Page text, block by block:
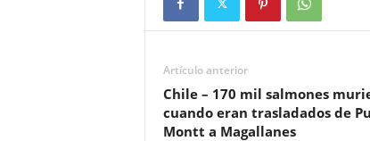
Artículo anterior
Chile – 170 mil salmones
cuando eran trasladados de
Montt a Magallanes